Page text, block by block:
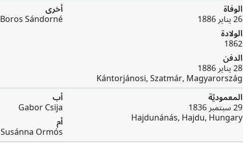
الوفاة
26 يناير 1886
الولادة
1862
الدفن
28 يناير 1886
Kántorjánosi, Szatmár, Magyarország
أخرى
Boros Sándorné
المعموديّة
29 سبتمبر 1836
Hajdunánás, Hajdu, Hungary
أب
Gabor Csija
أم
Susánna Ormós